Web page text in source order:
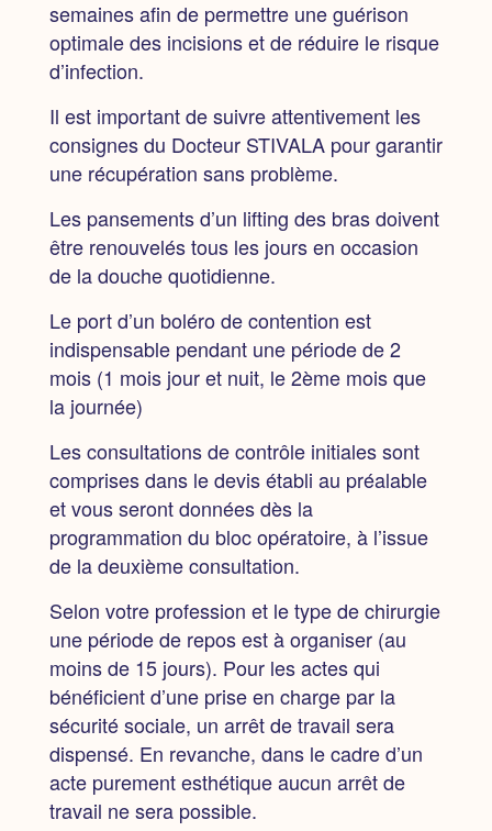
semainesafin de permettre une guérison
optimale des incisions et de réduire le risque
d’infection.
Il est important de suivre attentivement les
consignes du Docteur STIVALA pour garantir
une récupération sans problème.
Les pansements d’un lifting des bras doivent
être renouvelés tous les jours en occasion
de la douche quotidienne.
Le port d’un boléro de contention est
indispensable pendant une période de 2
mois(1 mois jour et nuit, le 2ème mois que
la journée)
Les consultations de contrôle initiales sont
comprises dans le devis établi au préalable
et vous seront données dès la
programmation du bloc opératoire, à l’issue
de la deuxième consultation.
Selon votre profession et le type de chirurgie
une période de repos est à organiser (au
moins de 15 jours). Pour les actes qui
bénéficient d’une prise en charge par la
sécurité sociale, un arrêt de travail sera
dispensé. En revanche, dans le cadre d’un
acte purement esthétique aucun arrêt de
travail ne sera possible.